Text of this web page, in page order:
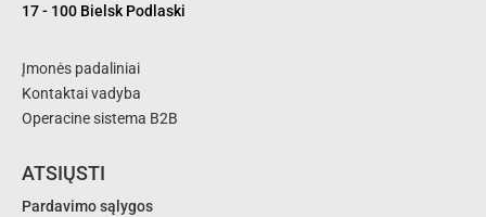
17 - 100 Bielsk Podlaski
Įmonės padaliniai
Kontaktai vadyba
Operacine sistema B2B
ATSIŲSTI
Pardavimo sąlygos